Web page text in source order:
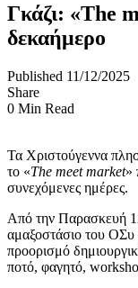
Γκάζι: «The
δεκαήμερο
Published 11/12/2025
Share
0 Min Read
Τα Χριστούγεννα
το «The meet market»
συνεχόμενες ημέρες.
Από την Παρασκευή
αμαξοστάσιο του ΟΣυ
προορισμό
ποτό, φαγητό,